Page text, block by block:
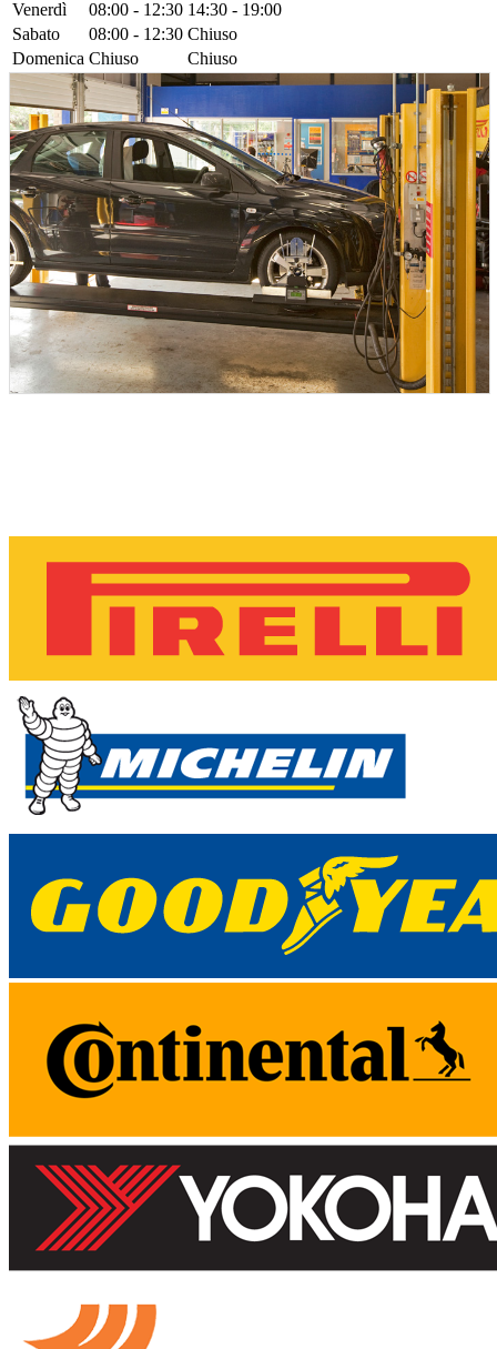
Venerdì
08:00 - 12:30 14:30 - 19:00
Sabato
08:00 - 12:30 Chiuso
Domenica Chiuso Chiuso